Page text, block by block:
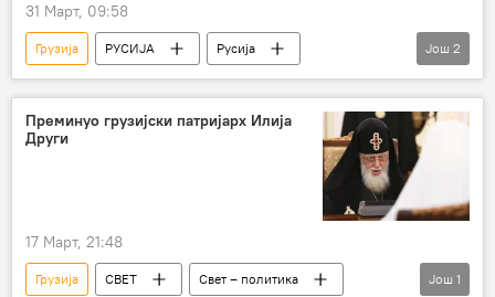
Анализе и мишљења
31 Март, 09:58
Грузија РУСИЈА
Русија
Служба за спољни обавештајни рад (СВР)
васељенски патријарх Вартоломеј
Још 2
Преминуо грузијски патријарх Илија
Други
17 Март, 21:48
Грузија СВЕТ Свет – политика Још 1